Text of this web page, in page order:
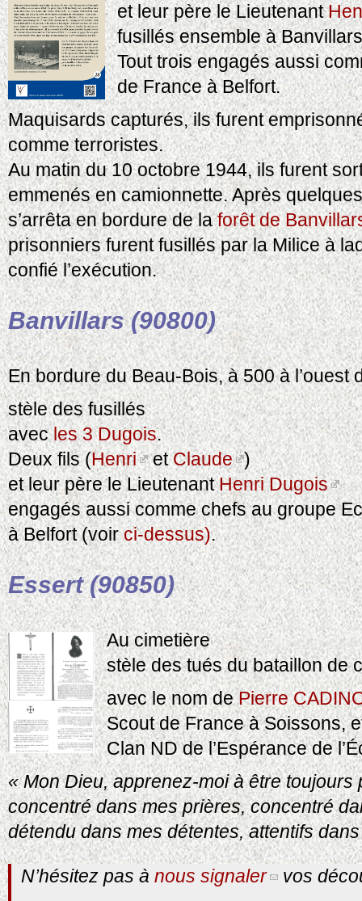
et leur père le Lieutenant
fusillés ensemble à
Tout trois engagés aussi
de France à Belfort.
Maquisards capturés, ils furent
comme terroristes.
Au matin du 10 octobre 1944, ils furent
emmenés en camionnette. Après
s’arrêta en bordure de laforêt de
prisonniers furent fusillés par la Milice à
confié l’exécution.
Banvillars (90800)
En bordure du Beau-Bois, à 500 à l’ouest
stèle des fusillés
avecles 3 Dugois.
Deux fils (Henri etClaude )
et leur père le LieutenantHenri Dugois
engagés aussi comme chefs au groupe
à Belfort (voirci-dessus).
Essert (90850)
Au cimetière
stèle des tués du bataillon de
avec le nom dePierre
Scout de France à Soissons,
Clan ND de l’Espérance de
« Mon Dieu, apprenez-moi à être toujours
concentré dans mes prières, concentré
détendu dans mes détentes, attentifs
N’hésitez pas à nous signaler
vos